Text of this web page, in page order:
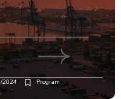
2024 Program